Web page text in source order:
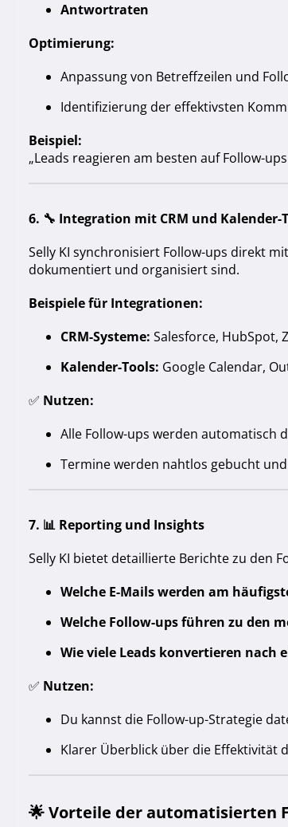
Antwortraten
Optimierung:
Anpassung von Betreffzeilen und
Identifizierung der effektivsten
Beispiel:
„Leads reagieren am besten auf Follow-
6. 🔧 Integration mit CRM und Kalender-
Selly KI synchronisiert Follow-ups direkt
dokumentiert und organisiert sind.
Beispiele für Integrationen:
CRM-Systeme: Salesforce, HubSpot,
Kalender-Tools: Google Calendar,
✅ Nutzen:
Alle Follow-ups werden automatisch
Termine werden nahtlos gebucht
7. 📊 Reporting und Insights
Selly KI bietet detaillierte Berichte zu den
Welche E-Mails werden am
Welche Follow-ups führen zu den
Wie viele Leads konvertieren nach
✅ Nutzen:
Du kannst die Follow-up-Strategie
Klarer Überblick über die Effektivität
🌟Vorteile der automatisierten